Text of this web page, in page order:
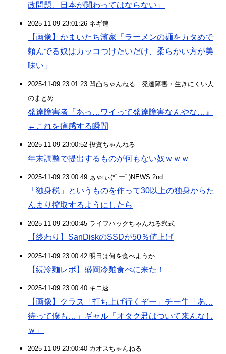
政問題、日本が関わってはならない」
2025-11-09 23:01:26 ネギ速
【画像】かまいたち濱家「ラーメンの麺をカタめで
頼んでる奴はカッコつけたいだけ、柔らかい方が美
味い」
2025-11-09 23:01:23 凹凸ちゃんねる 発達障害・生きにくい人
のまとめ
発達障害者『あっ…ワイって発達障害なんやな…』
←これを痛感する瞬間
2025-11-09 23:00:52 投資ちゃんねる
年末調整で提出するものが何もない奴ｗｗｗ
2025-11-09 23:00:49 ぁゃιぃ(*ﾟーﾟ)NEWS 2nd
「独身税」というものを作って30以上の独身からた
んまり搾取するようにしたら
2025-11-09 23:00:45 ライフハックちゃんねる弐式
【終わり】SanDiskのSSDが50％値上げ
2025-11-09 23:00:42 明日は何を食べようか
【続冷麺レポ】盛岡冷麺食べに来た！
2025-11-09 23:00:40 キニ速
【画像】クラス「打ち上げ行くぞー」チー牛「あ…
待って僕も…」ギャル「オタク君はついて来んなし
ｗ」
2025-11-09 23:00:40 カオスちゃんねる